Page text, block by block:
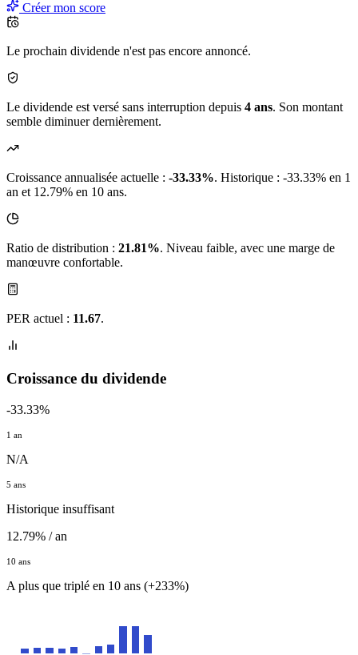
Créer mon score
Le prochain dividende n'est pas encore annoncé.
Le dividende est versé sans interruption depuis 4 ans. Son montant
semble diminuer dernièrement.
Croissance annualisée actuelle : -33.33%. Historique : -33.33% en 1
an et 12.79% en 10 ans.
Ratio de distribution : 21.81%. Niveau faible, avec une marge de
manœuvre confortable.
PER actuel : 11.67.
Croissance du dividende
-33.33%
1 an
N/A
5 ans
Historique insuffisant
12.79% / an
10 ans
A plus que triplé en 10 ans (+233%)